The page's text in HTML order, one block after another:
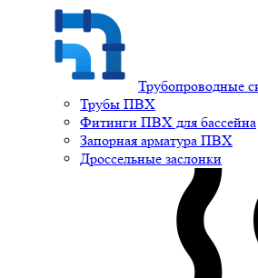
Трубопроводные
Трубы ПВХ
Фитинги ПВХ для бассейна
Запорная арматура ПВХ
Дроссельные заслонки